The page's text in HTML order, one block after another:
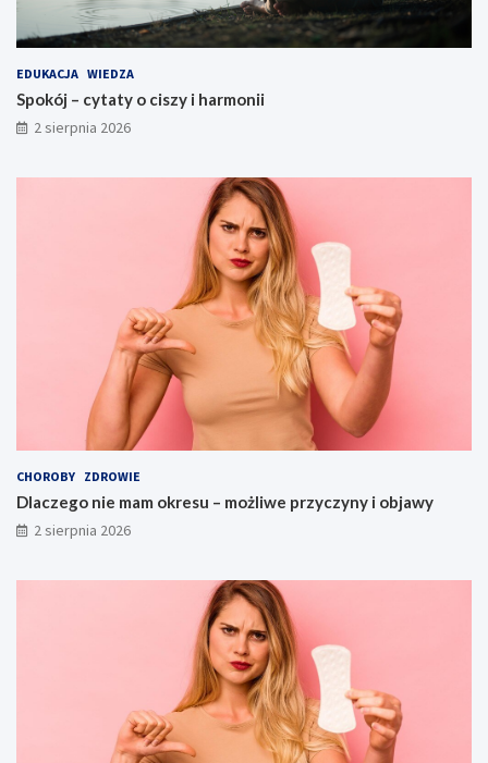
EDUKACJA WIEDZA
Spokój – cytaty o ciszy i harmonii
2 sierpnia 2026
CHOROBY ZDROWIE
Dlaczego nie mam okresu – możliwe przyczyny i objawy
2 sierpnia 2026